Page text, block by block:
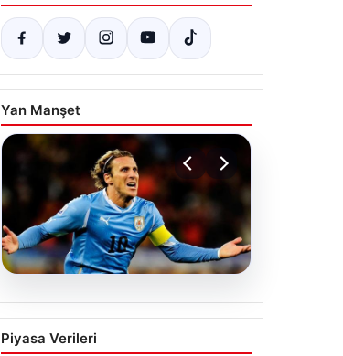
Yan Manşet
06.08.2026
Diego Forlan Uruguay Milli
Takımı’nın yeni teknik
Piyasa Verileri